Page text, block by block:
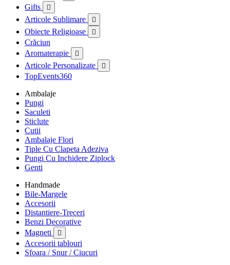
Gifts 
Articole Sublimare 
Obiecte Religioase 
Crăciun
Aromaterapie

Articole Personalizate 
TopEvents360
Ambalaje
Pungi
Saculeti
Sticlute
Cutii
Ambalaje Flori
Tiple Cu Clapeta Adeziva
Pungi Cu Inchidere Ziplock
Genti
Handmade
Bile-Margele
Accesorii
Distantiere-Treceri
Benzi Decorative
Magneti

Accesorii tablouri
Sfoara / Snur / Ciucuri